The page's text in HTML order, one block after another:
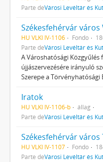
Parte deVárosi Levéltár és
HU VLKI IV-1106 Fondo
Parte deVárosi Levéltár és
A Városhatósági
újjászervezésére irányuló
Szerepe a
Iratok
HU VLKI IV-1106-b
állag
Parte deVárosi Levéltár és
Székesfehérvár
HU VLKI IV-1107 Fondo
Parte deVárosi Levéltár és